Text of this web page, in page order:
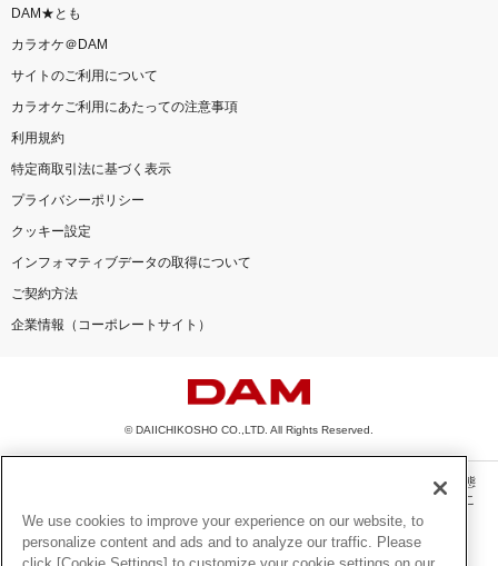
DAM★とも
カラオケ＠DAM
サイトのご利用について
カラオケご利用にあたっての注意事項
利用規約
特定商取引法に基づく表示
プライバシーポリシー
クッキー設定
インフォマティブデータの取得について
ご契約方法
企業情報（コーポレートサイト）
© DAIICHIKOSHO CO.,LTD. All Rights Reserved.
このサイトに掲載されている一切の文章・画像・写真・動画・音声等を、手段や形態
を問わず、著作権法の定める範囲を超えて無断で複製、転載、ファイル化などするこ
とを禁じます。
楽曲及びコンテンツは、機種によりご利用いただけない場合があります。
We use cookies to improve your experience on our website, to
personalize content and ads and to analyze our traffic. Please